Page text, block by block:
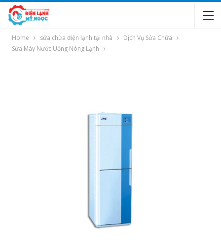
Home sửa chữa điện lạnh tại nhà
Dịch Vụ Sửa Chữa
Sửa Máy Nước Uống Nóng Lạnh